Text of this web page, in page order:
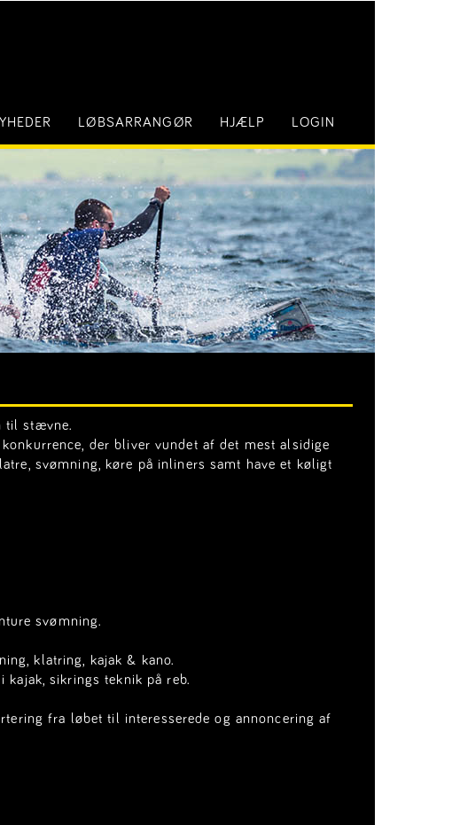
LØBSARRANGØR HJÆLP LOGIN
til stævne.
der bliver vundet af det mest alsidige
svømning, køre på inliners samt have et køligt
svømning.
klatring, kajak & kano.
sikrings teknik på reb.
fra løbet til interesserede og annoncering af